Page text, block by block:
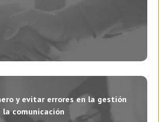
y evitar errores en la gestión
la comunicación